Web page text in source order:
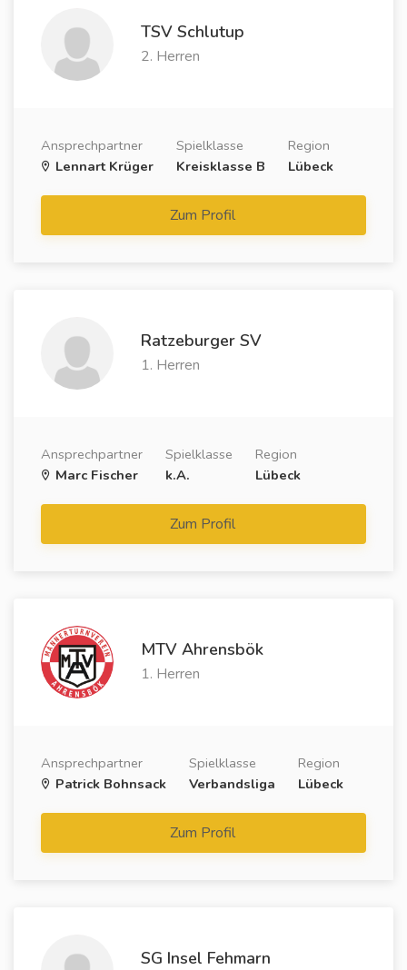
TSV Schlutup
2. Herren
Ansprechpartner
Lennart Krüger
Spielklasse
Kreisklasse B
Region
Lübeck
Zum Profil
Ratzeburger SV
1. Herren
Ansprechpartner
Marc Fischer
Spielklasse
k.A.
Region
Lübeck
Zum Profil
MTV Ahrensbök
1. Herren
Ansprechpartner
Patrick Bohnsack
Spielklasse
Verbandsliga
Region
Lübeck
Zum Profil
SG Insel Fehmarn